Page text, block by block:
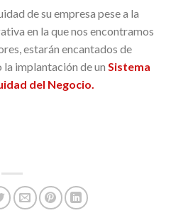
de su empresa pese a la
en la que nos encontramos
estarán encantados de
implantación de un Sistema
del Negocio.